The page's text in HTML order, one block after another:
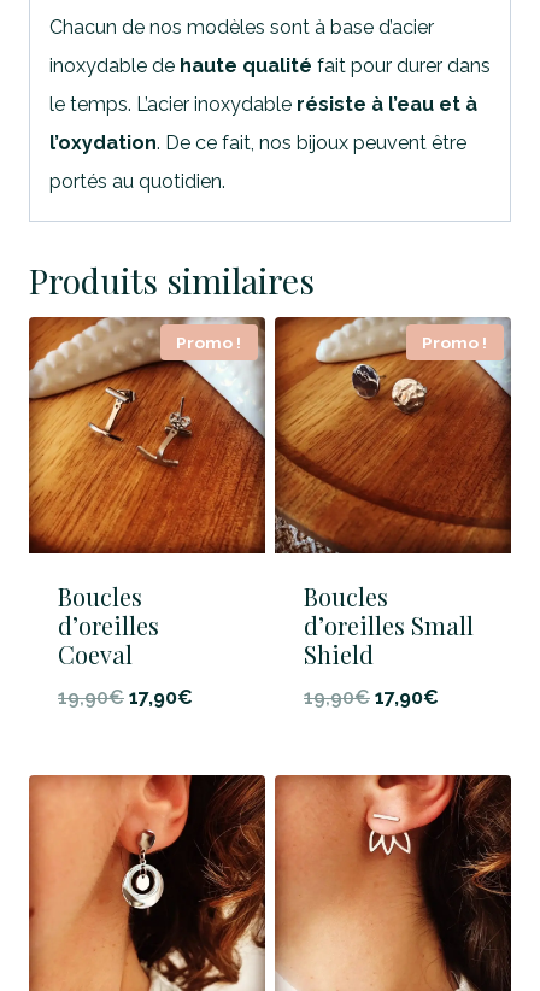
Chacun de nos modèles sont à base d’acier
inoxydable de haute qualité fait pour durer dans
le temps. L’acier inoxydable résiste à l’eau et à
l’oxydation. De ce fait, nos bijoux peuvent être
portés au quotidien.
Produits similaires
Promo !
Boucles
d’oreilles
Coeval
19,90€ Le
initial
était :
19,90€.
17,90€
actuel
est :
17,90€.
Promo !
Boucles
d’oreilles Small
Shield
19,90€ Le
initial
était :
19,90€.
17,90€
actuel
est :
17,90€.